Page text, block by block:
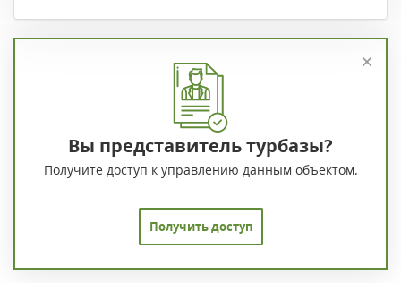
Вы представитель турбазы?
Получите доступ к управлению данным объектом.
Получить доступ